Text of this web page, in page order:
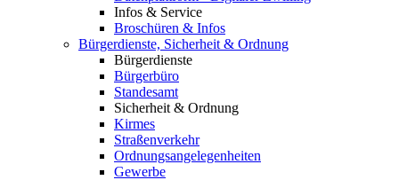
Infos & Service
Broschüren & Infos
Bürgerdienste, Sicherheit & Ordnung
Bürgerdienste
Bürgerbüro
Standesamt
Sicherheit & Ordnung
Kirmes
Straßenverkehr
Ordnungsangelegenheiten
Gewerbe